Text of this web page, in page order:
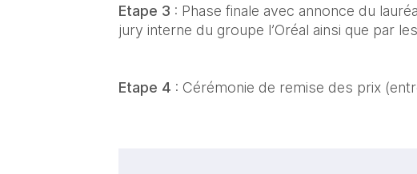
Etape 3 : Phase finale avec annonce du
jury interne du groupe l’Oréal ainsi que par
Etape 4 : Cérémonie de remise des prix